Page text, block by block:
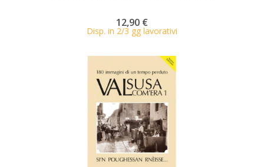
12,90 €
Disp. in 2/3 gg lavorativi